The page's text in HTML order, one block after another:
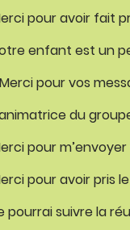
pour avoir fait
enfant est un
pour vos
du
pour
pour avoir pris
pourrai suivre la